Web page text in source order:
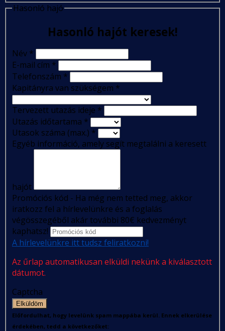
Hasonló hajó
Hasonló hajót keresek!
Név *
E-mail cím *
Telefonszám *
Kapitányra van szükségem *
Tervezett utazás ideje *
Utazás időtartama *
Utasok száma (max.) *
Egyéb információ, amely segít megtalálni a keresett
hajót
Promóciós kód - Ha még nem tetted meg, akkor
iratkozz fel a hírlevelünkre és a foglalás
végösszegéből akár további 80€ kedvezményt
kaphatsz!
A hírlevelünkre itt tudsz feliratkozni!
Az űrlap automatikusan elküldi nekünk a kiválasztott
dátumot.
Captcha
Elküldöm
Előfordulhat, hogy levelünk spam mappába kerül. Ennek elkerülése
érdekében, tedd a következőket: